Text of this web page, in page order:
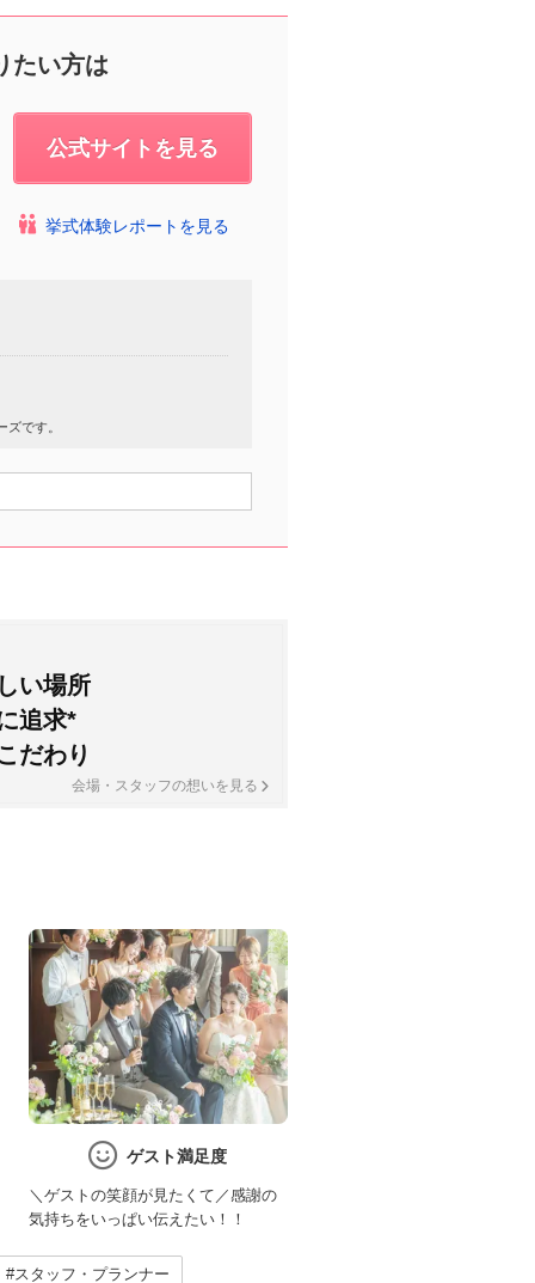
たい方は
公式サイトを見る
挙式体験レポートを見る
です。
い場所
追求*
だわり
会場・スタッフの想いを見る
ゲスト満足度
＼ゲストの笑顔が見たくて／感謝の
気持ちをいっぱい伝えたい！！
#スタッフ・プランナー